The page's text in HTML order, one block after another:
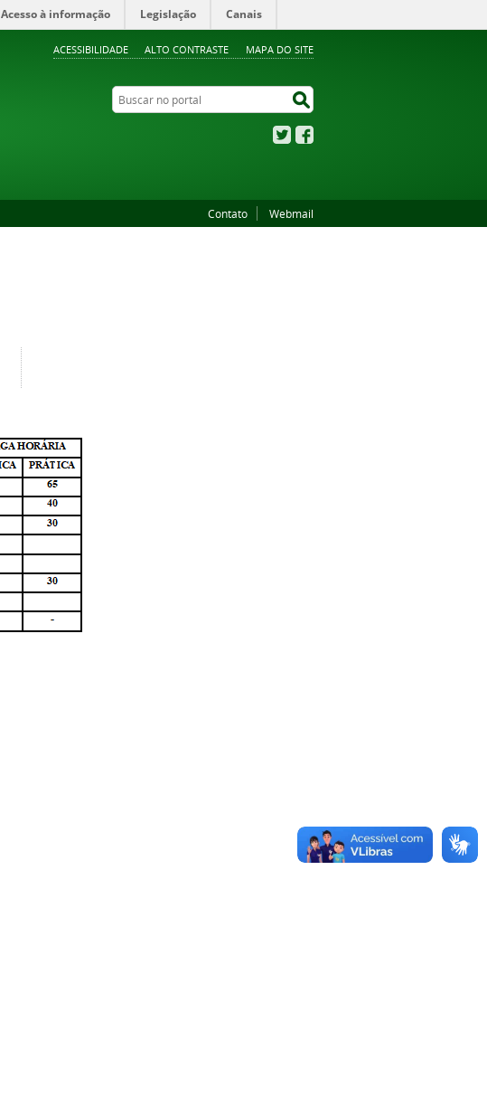
ACESSIBILIDADE ALTO CONTRASTE MAPA DO SITE
Acesso à informação Legislação Canais
Buscar no portal
Twitter
Contato Webmail